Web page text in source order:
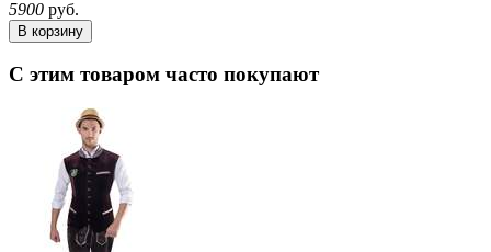
5900 руб.
В корзину
С этим товаром часто покупают